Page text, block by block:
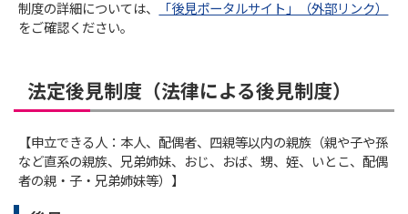
制度の詳細については、
「後見ポータルサイト」（外部リンク）
をご確認ください。
法定後見制度（法律による後見制度）
【申立できる人：本人、配偶者、四親等以内の親族（親や子や孫
など直系の親族、兄弟姉妹、おじ、おば、甥、姪、いとこ、配偶
者の親・子・兄弟姉妹等）】